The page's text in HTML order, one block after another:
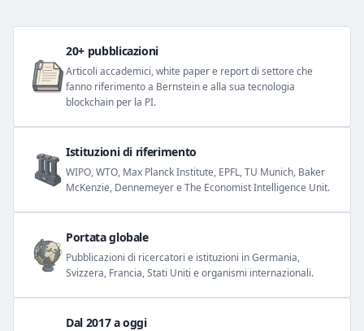
20+ pubblicazioni
Articoli accademici, white paper e report di settore che
fanno riferimento a Bernstein e alla sua tecnologia
blockchain per la PI.
Istituzioni di riferimento
WIPO, WTO, Max Planck Institute, EPFL, TU Munich, Baker
McKenzie, Dennemeyer e The Economist Intelligence Unit.
Portata globale
Pubblicazioni di ricercatori e istituzioni in Germania,
Svizzera, Francia, Stati Uniti e organismi internazionali.
Dal 2017 a oggi